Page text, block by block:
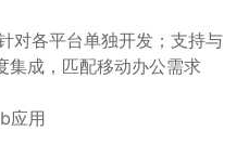
各平台单独开发；支持与
集成，匹配移动办公需求
应用